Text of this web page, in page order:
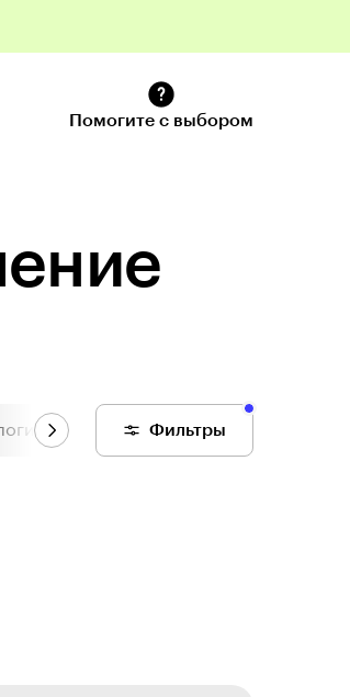
Помогите с выбором
Фильтры
Цифровой колледж